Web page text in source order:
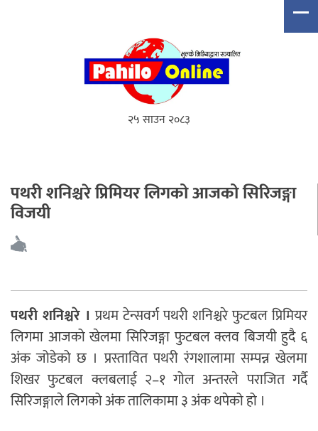
२५ साउन २०८३
पथरी शनिश्चरे प्रिमियर लिगको आजको सिरिजङ्गा
विजयी
पथरी शनिश्चरे । प्रथम टेन्सवर्ग पथरी शनिश्चरे फुटबल प्रिमियर
लिगमा आजको खेलमा सिरिजङ्गा फुटबल क्लव बिजयी हुदै ६
अंक जोडेको छ । प्रस्तावित पथरी रंगशालामा सम्पन्न खेलमा
शिखर फुटबल क्लबलाई २–१ गोल अन्तरले पराजित गर्दै
सिरिजङ्गाले लिगको अंक तालिकामा ३ अंक थपेको हो ।